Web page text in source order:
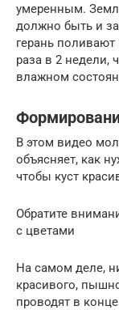
умеренным.
должно быть и
герань
раза в 2 недели,
влажном
В этом видео
объясняет, как
чтобы куст
Обратите
с цветами
На самом деле,
красивого,
проводят в